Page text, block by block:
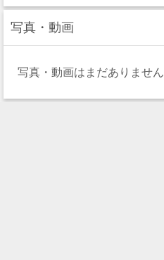
写真・動画
写真・動画はまだありません